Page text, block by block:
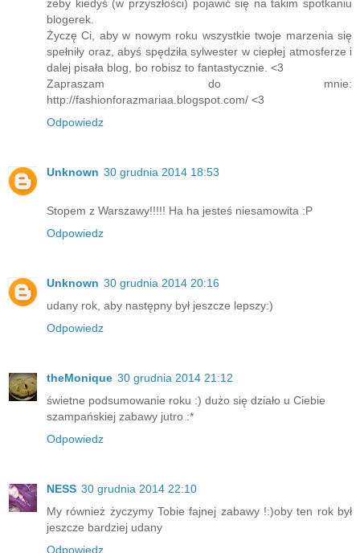
żeby kiedyś (w przyszłości) pojawić się na takim spotkaniu
blogerek.
Życzę Ci, aby w nowym roku wszystkie twoje marzenia się
spełniły oraz, abyś spędziła sylwester w ciepłej atmosferze i
dalej pisała blog, bo robisz to fantastycznie. <3
Zapraszam do mnie:
http://fashionforazmariaa.blogspot.com/ <3
Odpowiedz
Unknown 30 grudnia 2014 18:53
Stopem z Warszawy!!!!! Ha ha jesteś niesamowita :P
Odpowiedz
Unknown 30 grudnia 2014 20:16
udany rok, aby następny był jeszcze lepszy:)
Odpowiedz
theMonique 30 grudnia 2014 21:12
świetne podsumowanie roku :) dużo się działo u Ciebie
szampańskiej zabawy jutro :*
Odpowiedz
NESS 30 grudnia 2014 22:10
My również życzymy Tobie fajnej zabawy !:)oby ten rok był
jeszcze bardziej udany
Odpowiedz